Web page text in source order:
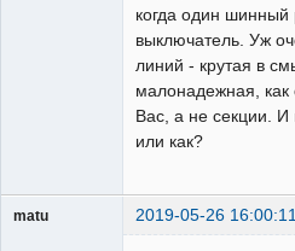
когда один шинный
выключатель. Уж
линий - крутая в
малонадежная, как
Вас, а не секции.
или как?
matu 2019-05-26